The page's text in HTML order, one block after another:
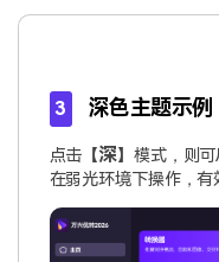
3 深色主题示例
点击【深】模式，则
在弱光环境下操作，有